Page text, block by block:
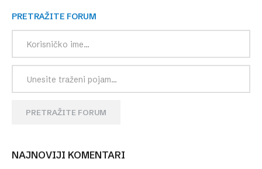
PRETRAŽITE FORUM
PRETRAŽITE FORUM
NAJNOVIJI KOMENTARI